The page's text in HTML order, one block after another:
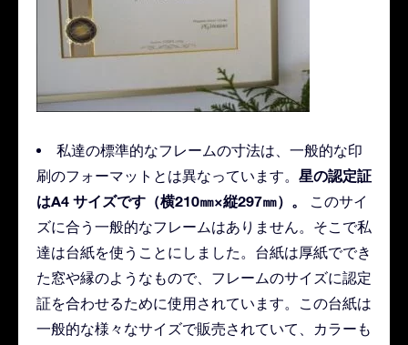
私達の標準的なフレームの寸法は、一般的な印
刷のフォーマットとは異なっています。 星の認定証
はA4 サイズです（横210㎜×縦297㎜）。
このサイ
ズに合う一般的なフレームはありません。そこで私
達は台紙を使うことにしました。台紙は厚紙ででき
た窓や縁のようなもので、フレームのサイズに認定
証を合わせるために使用されています。この台紙は
一般的な様々なサイズで販売されていて、カラーも